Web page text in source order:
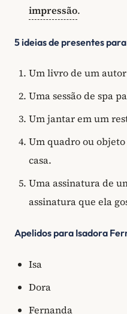
impressão.
5 ideias de presentes
Um livro de um
Uma sessão de spa
Um jantar em um
Um quadro ou objeto
casa.
Uma assinatura de
assinatura que ela
Apelidos para Isadora
Isa
Dora
Fernanda